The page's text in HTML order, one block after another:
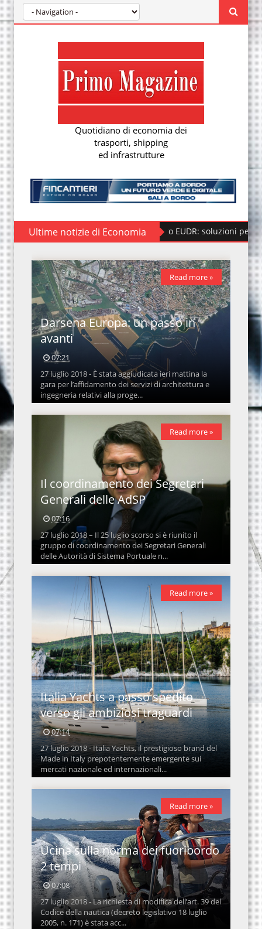
Quotidiano di economia dei
trasporti, shipping
ed infrastrutture
Ultime notizie di Economia
Regolamento EUDR: soluzioni per la nuova
Darsena Europa: un passo in
avanti
07:21
27 luglio 2018 - È stata aggiudicata ieri mattina la
gara per l’affidamento dei servizi di architettura e
ingegneria relativi alla proge...
Read more »
Il coordinamento dei Segretari
Generali delle AdSP
07:16
27 luglio 2018 – Il 25 luglio scorso si è riunito il
gruppo di coordinamento dei Segretari Generali
delle Autorità di Sistema Portuale n...
Read more »
Italia Yachts a passo spedito
verso gli ambiziosi traguardi
07:14
27 luglio 2018 - Italia Yachts, il prestigioso brand del
Made in Italy prepotentemente emergente sui
mercati nazionale ed internazionali...
Read more »
Ucina sulla norma dei fuoribordo
2 tempi
07:08
27 luglio 2018 - La richiesta di modifica dell’art. 39 del
Codice della nautica (decreto legislativo 18 luglio
2005, n. 171) è stata acc...
Read more »